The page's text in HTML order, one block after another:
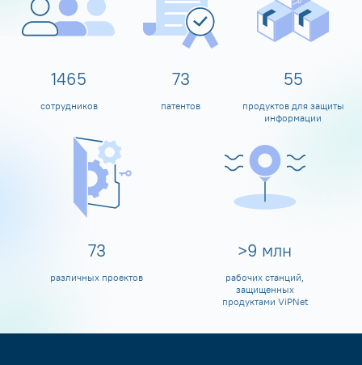
1599
сотрудников
80
патентов
60
продуктов для защиты
информации
80
различных проектов
>10 млн
рабочих станций,
защищенных
продуктами ViPNet